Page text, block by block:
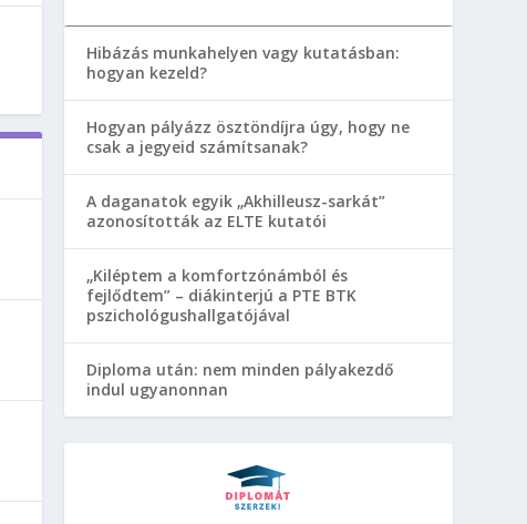
Hibázás munkahelyen vagy kutatásban:
hogyan kezeld?
Hogyan pályázz ösztöndíjra úgy, hogy ne
csak a jegyeid számítsanak?
A daganatok egyik „Akhilleusz-sarkát”
azonosították az ELTE kutatói
„Kiléptem a komfortzónámból és
fejlődtem” – diákinterjú a PTE BTK
pszichológushallgatójával
Diploma után: nem minden pályakezdő
indul ugyanonnan